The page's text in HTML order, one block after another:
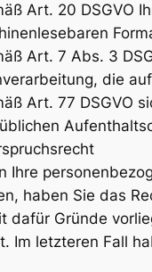
Art. 20 DSGVO
Art. 7 Abs. 3
die
Art. 77 DSGVO
Ihre
haben Sie das
dafür Gründe
Im letzteren Fall